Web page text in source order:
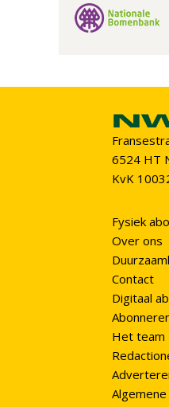
6524 HT
KvK
Fysiek
Over ons
Contact
Digitaal
Het team